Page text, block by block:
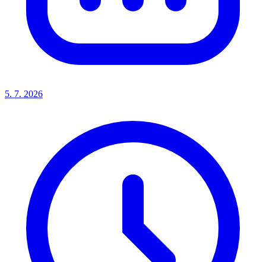
5. 7. 2026